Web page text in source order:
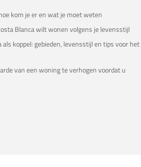
kom je er en wat je moet weten
Blanca wilt wonen volgens je levensstijl
als koppel: gebieden, levensstijl en tips voor het
van een woning te verhogen voordat u